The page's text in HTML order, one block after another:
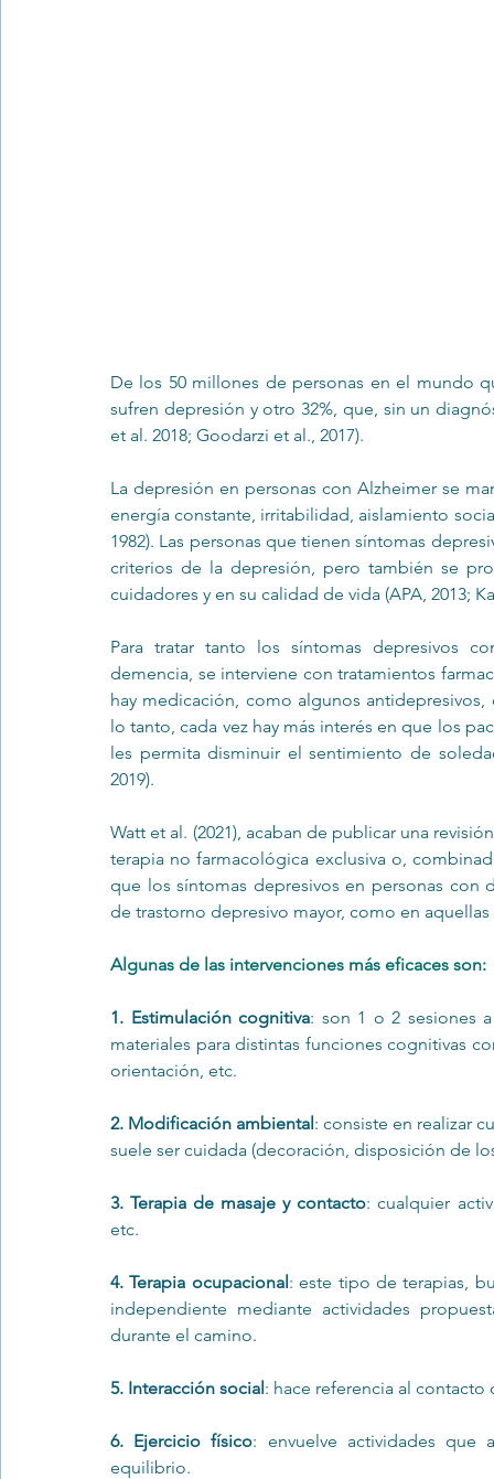
De los 50 millones de personas en el mundo
sufren depresión y otro 32%, que, sin un
et al. 2018; Goodarzi et al., 2017).
La depresión en personas con Alzheimer se
energía constante, irritabilidad, aislamiento
1982). Las personas que tienen síntomas
criterios de la depresión, pero también se
cuidadores y en su calidad de vida (APA, 2013;
Para tratar tanto los síntomas depresivos
demencia, se interviene con tratamientos
hay medicación, como algunos
lo tanto, cada vez hay más interés en que los
les permita disminuir el sentimiento de
2019).
Watt et al. (2021), acaban de publicar una
terapia no farmacológica exclusiva o,
que los síntomas depresivos en personas con
de trastorno depresivo mayor, como en
Algunas de las intervenciones más eficaces son:
1. Estimulación cognitiva: son 1 o 2 sesiones
materiales para distintas funciones cognitivas
orientación, etc.
2. Modificación ambiental: consiste en realizar
suele ser cuidada (decoración, disposición de
3. Terapia de masaje y contacto: cualquier
etc.
4. Terapia ocupacional: este tipo de terapias,
independiente mediante actividades
durante el camino.
5. Interacción social: hace referencia al
6. Ejercicio físico: envuelve actividades que
equilibrio.